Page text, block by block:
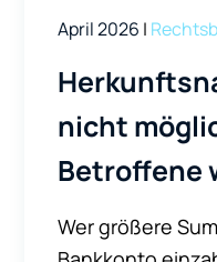
April 2026 |
nicht
Betroffene
Wer größere